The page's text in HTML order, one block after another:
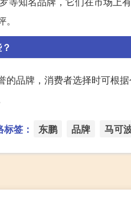
品牌，消费者选择时可根
标签： 东鹏 品牌 马可